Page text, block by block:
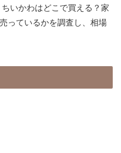
いかわはどこで買える？家
っているかを調査し、相場